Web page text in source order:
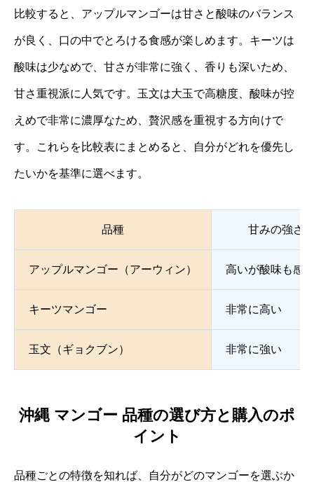
比較すると、アップルマンゴーは甘さと酸味のバランス
が良く、口の中でとろける食感が楽しめます。キーツは
酸味は少なめで、甘さが非常に強く、香りも深いため、
甘さ重視派に人気です。玉文は大玉で高糖度、酸味が控
えめで非常に濃厚なため、贅沢感を重視する方向けで
す。これらを比較表にまとめると、自分がどれを優先し
たいかを基準に選べます。
品種 甘みの強さ
アップルマンゴー（アーウィン） 高いが酸味も感
キーツマンゴー 非常に高い
玉文（ギョクブン） 非常に強い
沖縄 マンゴー 品種の選び方と購入のポ
イント
品種ごとの特徴を知れば、自分がどのマンゴーを選ぶか